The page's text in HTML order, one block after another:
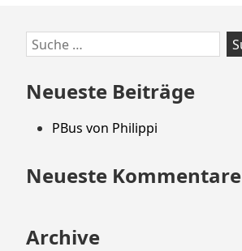
Zum
Footer
springen
Suche
nach:
Neueste Beiträge
PBus von Philippi
Neueste Kommentare
Archive